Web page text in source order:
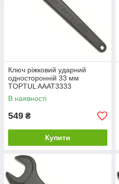
Ключ ріжковий ударний
односторонній 33 мм
TOPTUL AAAT3333
В наявності
549 ₴
Купити